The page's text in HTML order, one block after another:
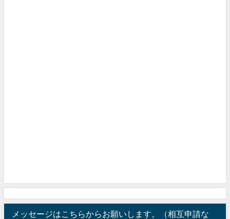
メッセージはこちらからお願いします。（相互申請な